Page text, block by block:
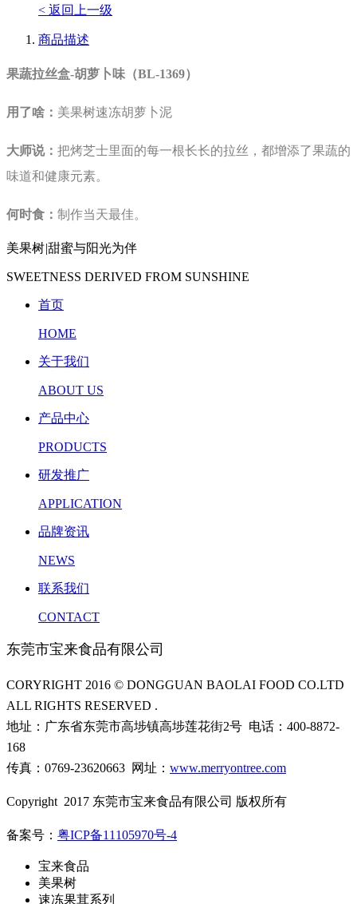
< 返回上一级
商品描述
果蔬拉丝盒-胡萝卜味（BL-1369）
用了啥： 美果树速冻胡萝卜泥
大师说： 把烤芝士里面的每一根长长的拉丝，都增添了果蔬的
味道和健康元素。
何时食： 制作当天最佳。
美果树|甜蜜与阳光为伴
SWEETNESS DERIVED FROM SUNSHINE
首页
HOME
关于我们
ABOUT US
产品中心
PRODUCTS
研发推广
APPLICATION
品牌资讯
NEWS
联系我们
CONTACT
东莞市宝来食品有限公司
CORYRIGHT 2016 © DONGGUAN BAOLAI FOOD CO.LTD
ALL RIGHTS RESERVED .
地址：广东省东莞市高埗镇高埗莲花街2号 电话：400-8872-
168
传真：0769-23620663 网址： www.merryontree.com
Copyright 2017 东莞市宝来食品有限公司 版权所有
备案号： 粤ICP备11105970号-4
宝来食品
美果树
速冻果茸系列